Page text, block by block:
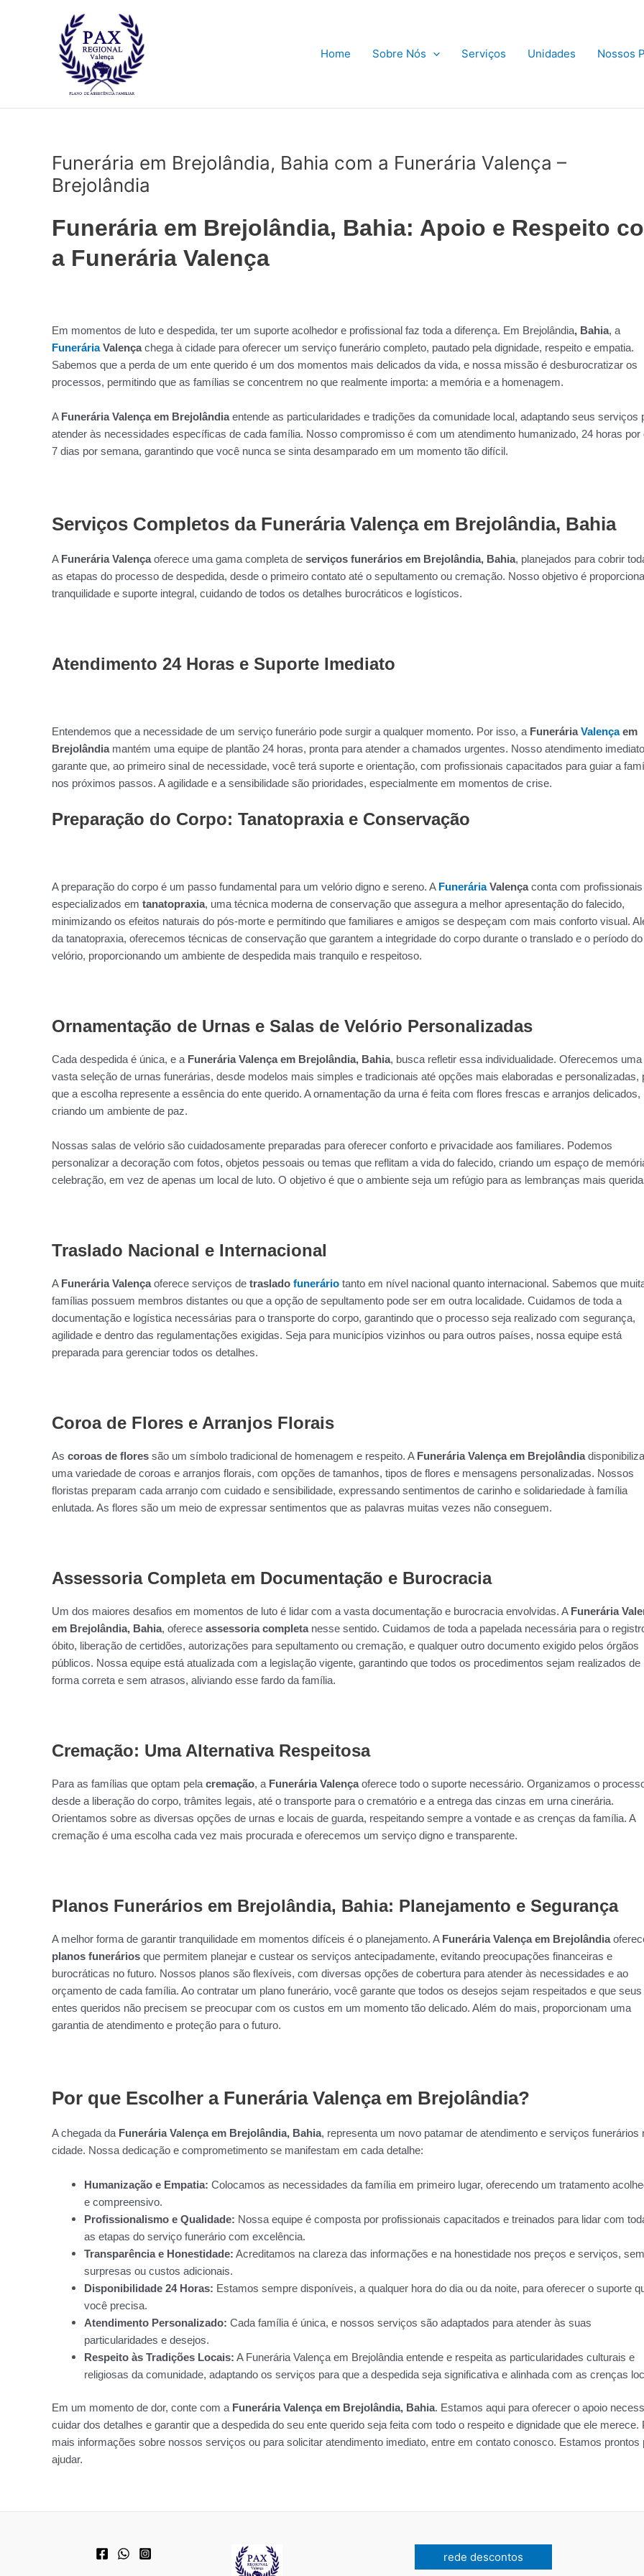
Home Sobre Nós Serviços Unidades Nossos
Funerária em Brejolândia, Bahia com a Funerária Valença –
Brejolândia
Funerária em Brejolândia, Bahia: Apoio e Respeito
a Funerária Valença
Em momentos de luto e despedida, ter um suporte acolhedor e profissional faz toda a diferença. Em Brejolândia, Bahia, a
FuneráriaValençachega à cidade para oferecer um serviço funerário completo, pautado pela dignidade, respeito e empatia.
Sabemos que a perda de um ente querido é um dos momentos mais delicados da vida, e nossa missão é desburocratizar os
processos, permitindo que as famílias se concentrem no que realmente importa: a memória e a homenagem.
A Funerária Valença em Brejolândiaentende as particularidades e tradições da comunidade local, adaptando seus serviços
atender às necessidades específicas de cada família. Nosso compromisso é com um atendimento humanizado, 24 horas por
7 dias por semana, garantindo que você nunca se sinta desamparado em um momento tão difícil.
Serviços Completos da Funerária Valença em Brejolândia, Bahia
A Funerária Valençaoferece uma gama completa de serviços funerários em Brejolândia, Bahia, planejados para cobrir
as etapas do processo de despedida, desde o primeiro contato até o sepultamento ou cremação. Nosso objetivo é
tranquilidade e suporte integral, cuidando de todos os detalhes burocráticos e logísticos.
Atendimento 24 Horas e Suporte Imediato
Entendemos que a necessidade de um serviço funerário pode surgir a qualquer momento. Por isso, a FuneráriaValençaem
Brejolândiamantém uma equipe de plantão 24 horas, pronta para atender a chamados urgentes. Nosso atendimento imediato
garante que, ao primeiro sinal de necessidade, você terá suporte e orientação, com profissionais capacitados para guiar a
nos próximos passos. A agilidade e a sensibilidade são prioridades, especialmente em momentos de crise.
Preparação do Corpo: Tanatopraxia e Conservação
A preparação do corpo é um passo fundamental para um velório digno e sereno. A FuneráriaValençaconta com profissionais
especializados em tanatopraxia, uma técnica moderna de conservação que assegura a melhor apresentação do falecido,
minimizando os efeitos naturais do pós-morte e permitindo que familiares e amigos se despeçam com mais conforto visual.
da tanatopraxia, oferecemos técnicas de conservação que garantem a integridade do corpo durante o translado e o período do
velório, proporcionando um ambiente de despedida mais tranquilo e respeitoso.
Ornamentação de Urnas e Salas de Velório Personalizadas
Cada despedida é única, e a Funerária Valença em Brejolândia, Bahia, busca refletir essa individualidade. Oferecemos uma
vasta seleção de urnas funerárias, desde modelos mais simples e tradicionais até opções mais elaboradas e personalizadas,
que a escolha represente a essência do ente querido. A ornamentação da urna é feita com flores frescas e arranjos delicados,
criando um ambiente de paz.
Nossas salas de velório são cuidadosamente preparadas para oferecer conforto e privacidade aos familiares. Podemos
personalizar a decoração com fotos, objetos pessoais ou temas que reflitam a vida do falecido, criando um espaço de
celebração, em vez de apenas um local de luto. O objetivo é que o ambiente seja um refúgio para as lembranças mais
Traslado Nacional e Internacional
A Funerária Valençaoferece serviços de traslado funerário tanto em nível nacional quanto internacional. Sabemos que
famílias possuem membros distantes ou que a opção de sepultamento pode ser em outra localidade. Cuidamos de toda a
documentação e logística necessárias para o transporte do corpo, garantindo que o processo seja realizado com segurança,
agilidade e dentro das regulamentações exigidas. Seja para municípios vizinhos ou para outros países, nossa equipe está
preparada para gerenciar todos os detalhes.
Coroa de Flores e Arranjos Florais
As coroas de flores são um símbolo tradicional de homenagem e respeito. A Funerária Valença em Brejolândiadisponibiliza
uma variedade de coroas e arranjos florais, com opções de tamanhos, tipos de flores e mensagens personalizadas. Nossos
floristas preparam cada arranjo com cuidado e sensibilidade, expressando sentimentos de carinho e solidariedade à família
enlutada. As flores são um meio de expressar sentimentos que as palavras muitas vezes não conseguem.
Assessoria Completa em Documentação e Burocracia
Um dos maiores desafios em momentos de luto é lidar com a vasta documentação e burocracia envolvidas. A Funerária
em Brejolândia, Bahia, oferece assessoria completanesse sentido. Cuidamos de toda a papelada necessária para o
óbito, liberação de certidões, autorizações para sepultamento ou cremação, e qualquer outro documento exigido pelos órgãos
públicos. Nossa equipe está atualizada com a legislação vigente, garantindo que todos os procedimentos sejam realizados de
forma correta e sem atrasos, aliviando esse fardo da família.
Cremação: Uma Alternativa Respeitosa
Para as famílias que optam pela cremação, a Funerária Valençaoferece todo o suporte necessário. Organizamos o
desde a liberação do corpo, trâmites legais, até o transporte para o crematório e a entrega das cinzas em urna cinerária.
Orientamos sobre as diversas opções de urnas e locais de guarda, respeitando sempre a vontade e as crenças da família. A
cremação é uma escolha cada vez mais procurada e oferecemos um serviço digno e transparente.
Planos Funerários em Brejolândia, Bahia: Planejamento e Segurança
A melhor forma de garantir tranquilidade em momentos difíceis é o planejamento. A Funerária Valença em Brejolândia
planos funerários que permitem planejar e custear os serviços antecipadamente, evitando preocupações financeiras e
burocráticas no futuro. Nossos planos são flexíveis, com diversas opções de cobertura para atender às necessidades e ao
orçamento de cada família. Ao contratar um plano funerário, você garante que todos os desejos sejam respeitados e que seus
entes queridos não precisem se preocupar com os custos em um momento tão delicado. Além do mais, proporcionam uma
garantia de atendimento e proteção para o futuro.
Por que Escolher a Funerária Valença em Brejolândia?
A chegada da Funerária Valença em Brejolândia, Bahia, representa um novo patamar de atendimento e serviços funerários
cidade. Nossa dedicação e comprometimento se manifestam em cada detalhe:
Humanização e Empatia: Colocamos as necessidades da família em primeiro lugar, oferecendo um tratamento
e compreensivo.
Profissionalismo e Qualidade: Nossa equipe é composta por profissionais capacitados e treinados para lidar com
as etapas do serviço funerário com excelência.
Transparência e Honestidade: Acreditamos na clareza das informações e na honestidade nos preços e serviços, sem
surpresas ou custos adicionais.
Disponibilidade 24 Horas: Estamos sempre disponíveis, a qualquer hora do dia ou da noite, para oferecer o suporte
você precisa.
Atendimento Personalizado: Cada família é única, e nossos serviços são adaptados para atender às suas
particularidades e desejos.
Respeito às Tradições Locais: A Funerária Valença em Brejolândia entende e respeita as particularidades culturais e
religiosas da comunidade, adaptando os serviços para que a despedida seja significativa e alinhada com as crenças
Em um momento de dor, conte com a Funerária Valença em Brejolândia, Bahia. Estamos aqui para oferecer o apoio
cuidar dos detalhes e garantir que a despedida do seu ente querido seja feita com todo o respeito e dignidade que ele merece.
mais informações sobre nossos serviços ou para solicitar atendimento imediato, entre em contato conosco. Estamos prontos
ajudar.
rede descontos